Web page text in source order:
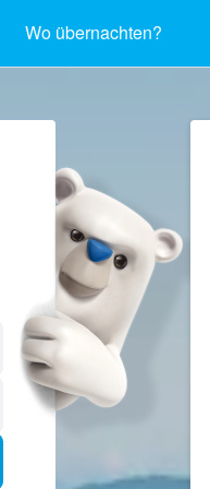
Wo übernachten?